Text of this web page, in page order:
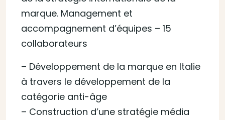
marque. Management et
accompagnement d’équipes – 15
collaborateurs
– Développement de la marque en Italie
à travers le développement de la
catégorie anti-âge
– Construction d’une stratégie média